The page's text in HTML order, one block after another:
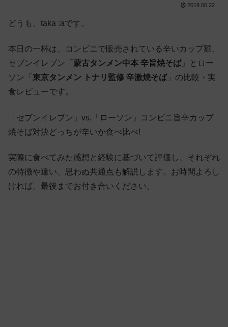
2019.06.22
どうも、taka :aです。
本日の一杯は、コンビニで販売されている辛いカップ麺、
セブンイレブン「 蒙古タンメン中本 辛旨焼そば」とロー
ソン「 東京タンメン トナリ監修 辛激焼そば」の比較・実
食レビューです。
「セブンイレブン」vs.「ローソン」コンビニ旨辛カップ
焼そば対決どっちが辛いか食べ比べ!
実際に食べてみた感想と経験に基づいて評価し、それぞれ
の特徴や違い、思わぬ共通点も解説します。お時間よろし
ければ、最後までお付き合いください。